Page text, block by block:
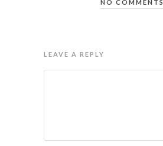
NO COMMENTS
LEAVE A REPLY